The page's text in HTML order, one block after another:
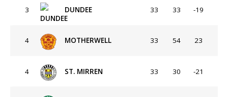
3 DUNDEE 33 33 -19
4 MOTHERWELL 33 54 23
4 ST. MIRREN 33 30 -21